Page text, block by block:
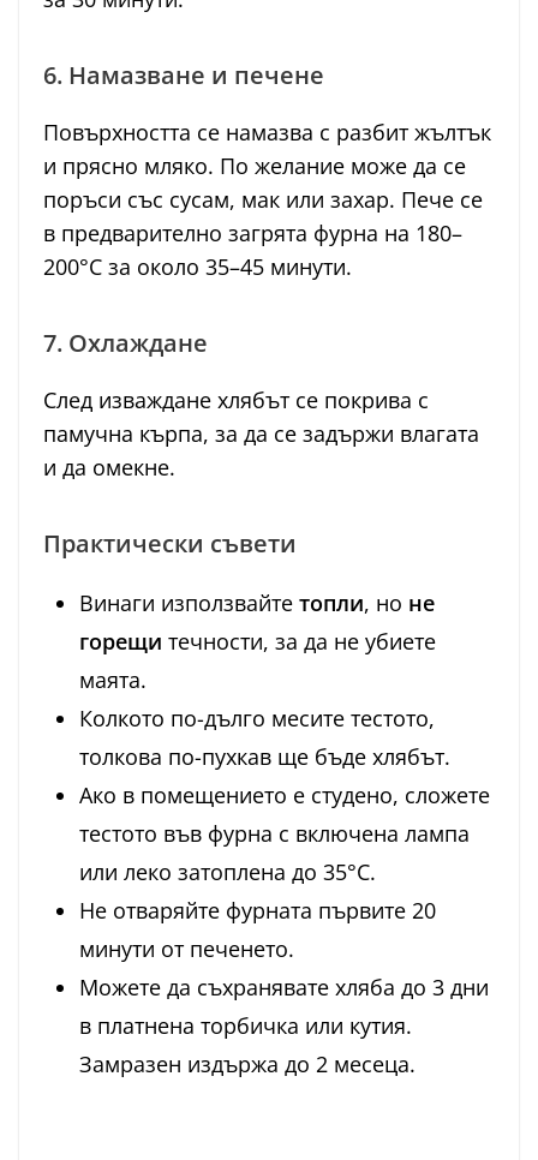
6. Намазване и печене
Повърхността се намазва с разбит жълтък
и прясно мляко. По желание може да се
поръси със сусам, мак или захар. Пече се
в предварително загрята фурна на 180–
200°C за около 35–45 минути.
7. Охлаждане
След изваждане хлябът се покрива с
памучна кърпа, за да се задържи влагата
и да омекне.
Практически съвети
Винаги използвайте топли, но не
горещи течности, за да не убиете
маята.
Колкото по-дълго месите тестото,
толкова по-пухкав ще бъде хлябът.
Ако в помещението е студено, сложете
тестото във фурна с включена лампа
или леко затоплена до 35°C.
Не отваряйте фурната първите 20
минути от печенето.
Можете да съхранявате хляба до 3 дни
в платнена торбичка или кутия.
Замразен издържа до 2 месеца.